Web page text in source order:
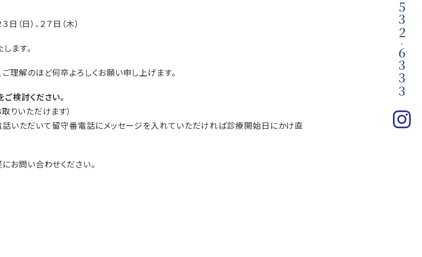
532
-
6333
（日）、２７日（木）
ます。
理解のほど何卒よろしくお願い申し上げます。
検討ください。
りいただけます）
ただいて留守番電話にメッセージを入れていただければ診療開始日にかけ直
お問い合わせください。